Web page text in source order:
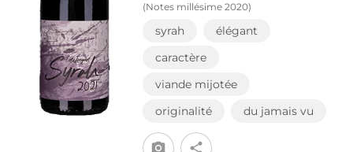
(Notes millésime 2020)
syrah
élégant
caractère
viande mijotée
originalité
du jamais vu